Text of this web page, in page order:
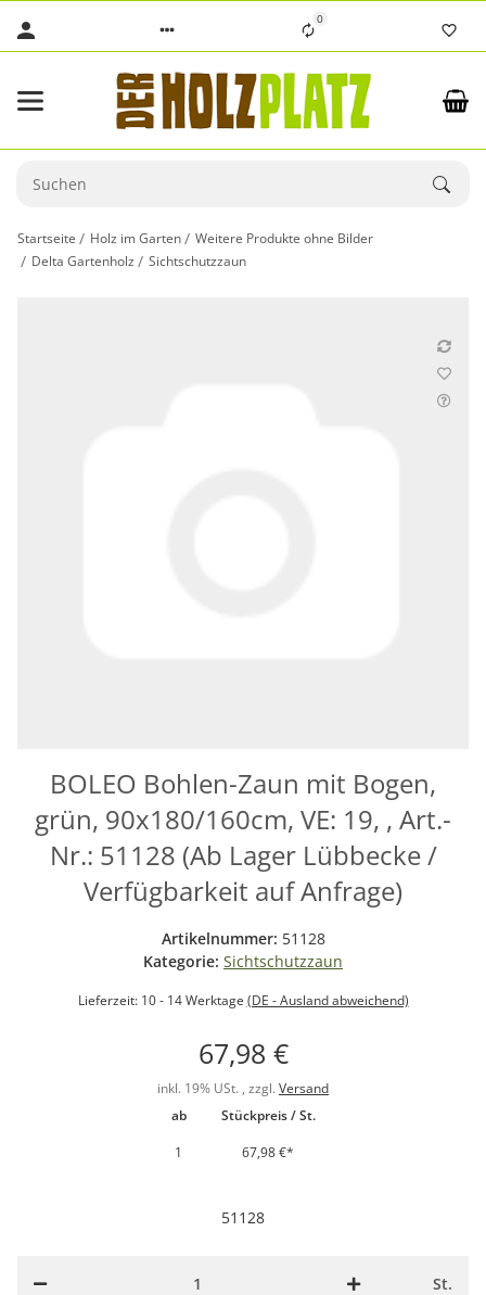
0
Startseite Holz im Garten
Weitere Produkte ohne Bilder
Delta Gartenholz
Sichtschutzzaun
BOLEO Bohlen-Zaun mit Bogen,
grün, 90x180/160cm, VE: 19, , Art.-
Nr.: 51128 (Ab Lager Lübbecke /
Verfügbarkeit auf Anfrage)
Artikelnummer: 51128
Kategorie: Sichtschutzzaun
Lieferzeit: 10 - 14 Werktage (DE - Ausland abweichend)
67,98 €
inkl. 19% USt. , zzgl. Versand
ab
Stückpreis / St.
1
67,98 €*
51128
St.